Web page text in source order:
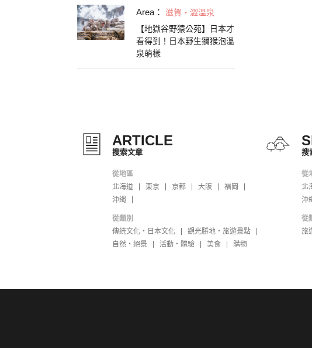
Area：
滋賀・澀溫泉
【地獄谷野猿公苑】日本才
看得到！日本野生獼猴泡溫
泉萌樣
ARTICLE
搜索文章
從地區
北海道
東京 京都 大阪
福岡
沖縄
從類別
傳統文化・日本文化
觀光勝地・旅遊景點
自然・絕景
活動・體驗 美食 購物
搜
從
北
沖
從
旅